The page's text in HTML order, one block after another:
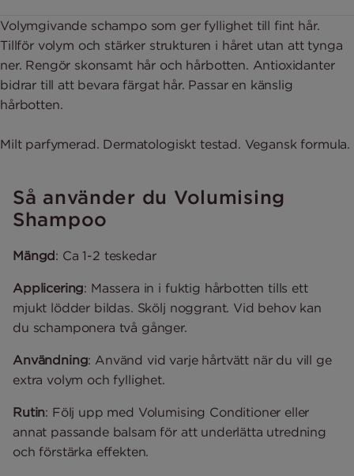
Volymgivande schampo som ger fyllighet till fint hår.
Tillför volym och stärker strukturen i håret utan att tynga
ner. Rengör skonsamt hår och hårbotten. Antioxidanter
bidrar till att bevara färgat hår. Passar en känslig
hårbotten.
Milt parfymerad. Dermatologiskt testad. Vegansk formula.
Så använder du Volumising
Shampoo
Mängd: Ca 1-2 teskedar
Applicering: Massera in i fuktig hårbotten tills ett
mjukt lödder bildas. Skölj noggrant. Vid behov kan
du schamponera två gånger.
Användning: Använd vid varje hårtvätt när du vill ge
extra volym och fyllighet.
Rutin: Följ upp med Volumising Conditioner eller
annat passande balsam för att underlätta utredning
och förstärka effekten.